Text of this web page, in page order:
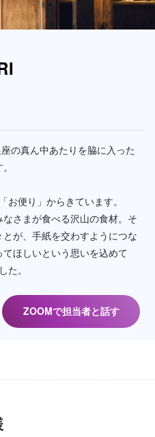
の真ん中あたりを脇に入った
お便り」からきています。
さまが食べる沢山の食材。そ
が、手紙を交わすようにつな
ほしいという思いを込めて
た。
ZOOMで担当者と話す